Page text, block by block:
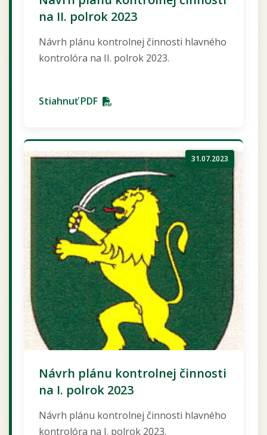
na II. polrok 2023
Návrh plánu kontrolnej činnosti hlavného
kontrolóra na II. polrok 2023.
Stiahnuť PDF
31.07.2023
Návrh plánu kontrolnej činnosti
na I. polrok 2023
Návrh plánu kontrolnej činnosti hlavného
kontrolóra na I. polrok 2023.